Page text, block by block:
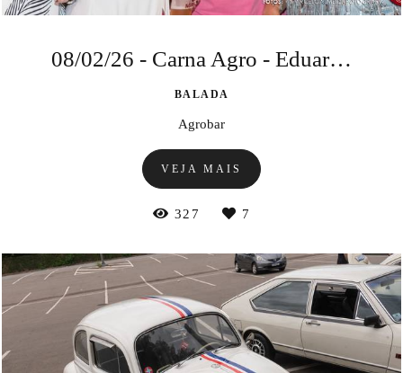
08/02/26 - Carna Agro - Eduardo & Rafael
BALADA
Agrobar
VEJA MAIS
327 7